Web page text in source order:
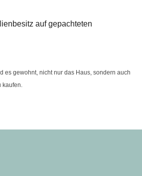
auf gepachteten
es gewohnt, nicht nur das Haus, sondern auch
kaufen.